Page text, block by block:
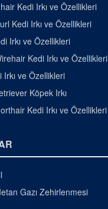
Kedi Irkı ve Özellikleri
Kedi Irkı ve Özellikleri
Irkı ve Özellikleri
Kedi Irkı ve Özellikleri
Irkı ve Özellikleri
Köpek Irkı
Kedi Irkı ve Özellikleri
Gazı Zehirlenmesi